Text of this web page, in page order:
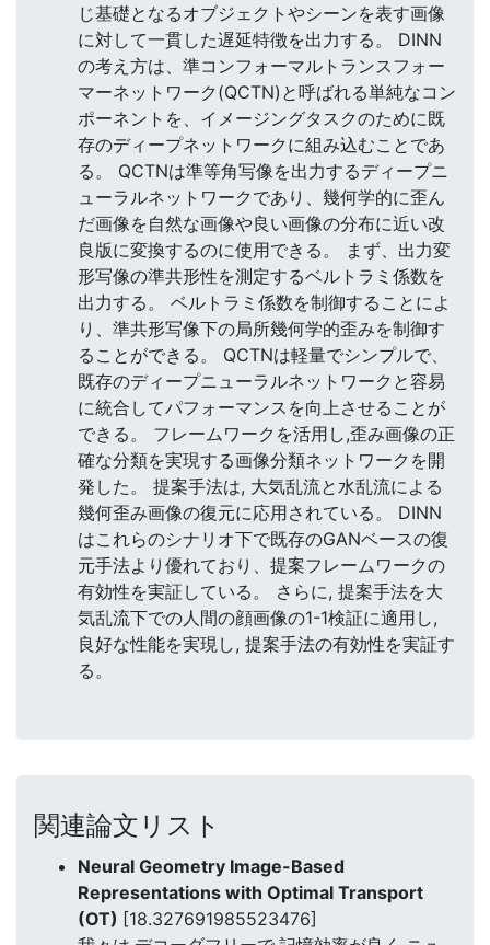
じ基礎となるオブジェクトやシーンを表す画像
に対して一貫した遅延特徴を出力する。 DINN
の考え方は、準コンフォーマルトランスフォー
マーネットワーク(QCTN)と呼ばれる単純なコン
ポーネントを、イメージングタスクのために既
存のディープネットワークに組み込むことであ
る。 QCTNは準等角写像を出力するディープニ
ューラルネットワークであり、幾何学的に歪ん
だ画像を自然な画像や良い画像の分布に近い改
良版に変換するのに使用できる。 まず、出力変
形写像の準共形性を測定するベルトラミ係数を
出力する。 ベルトラミ係数を制御することによ
り、準共形写像下の局所幾何学的歪みを制御す
ることができる。 QCTNは軽量でシンプルで、
既存のディープニューラルネットワークと容易
に統合してパフォーマンスを向上させることが
できる。 フレームワークを活用し,歪み画像の正
確な分類を実現する画像分類ネットワークを開
発した。 提案手法は, 大気乱流と水乱流による
幾何歪み画像の復元に応用されている。 DINN
はこれらのシナリオ下で既存のGANベースの復
元手法より優れており、提案フレームワークの
有効性を実証している。 さらに, 提案手法を大
気乱流下での人間の顔画像の1-1検証に適用し,
良好な性能を実現し, 提案手法の有効性を実証す
る。
関連論文リスト
Neural Geometry Image-Based
Representations with Optimal Transport
(OT) [18.327691985523476]